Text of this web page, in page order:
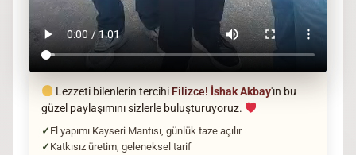
Lezzeti bilenlerin tercihi Filizce! İshak Akbay'ın bu
güzel paylaşımını sizlerle buluşturuyoruz.
El yapımı Kayseri Mantısı, günlük taze açılır
Katkısız üretim, geleneksel tarif